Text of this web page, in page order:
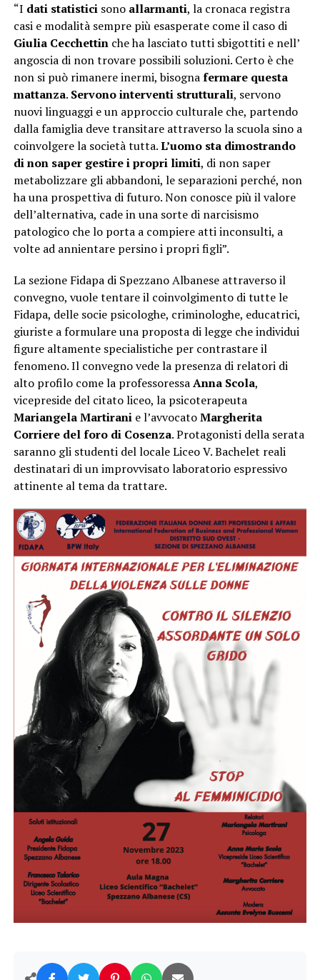
“I dati statisticisono allarmanti, la cronaca registra
casi e modalità sempre più esasperate come il caso di
Giulia Cecchettinche ha lasciato tutti sbigottiti e nell’
angoscia di non trovare possibili soluzioni. Certo è che
non si può rimanere inermi, bisognafermare questa
mattanza. Servono interventi strutturali, servono
nuovi linguaggi e un approccio culturale che, partendo
dalla famiglia deve transitare attraverso la scuola sino a
coinvolgere la società tutta.L’uomo sta dimostrando
di non saper gestire i propri limiti, di non saper
metabolizzare gli abbandoni, le separazioni perché, non
ha una prospettiva di futuro. Non conosce più il valore
dell’alternativa, cade in una sorte di narcisismo
patologico che lo porta a compiere atti inconsulti, a
volte ad annientare persino i propri figli”.
La sezione Fidapa di Spezzano Albanese attraverso il
convegno, vuole tentare il coinvolgimento di tutte le
Fidapa, delle socie psicologhe, criminologhe, educatrici,
giuriste a formulare una proposta di legge che individui
figure altamente specialistiche per contrastare il
fenomeno. Il convegno vede la presenza di relatori di
alto profilo come la professoressaAnna Scola,
vicepreside del citato liceo, la psicoterapeuta
Mariangela Martiranie l’avvocatoMargherita
Corriere del foro di Cosenza. Protagonisti della serata
saranno gli studenti del locale Liceo V. Bachelet reali
destinatari di un improvvisato laboratorio espressivo
attinente al tema da trattare.